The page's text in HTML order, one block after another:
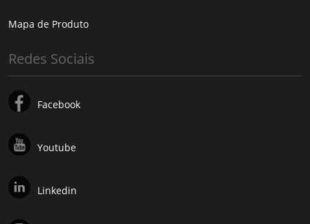
Mapa de Produto
Redes Sociais
Facebook
Youtube
Linkedin